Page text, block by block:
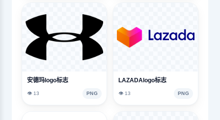
安德玛logo标志
👁️ 13 PNG
LAZADAlogo标志
👁️ 13 PNG